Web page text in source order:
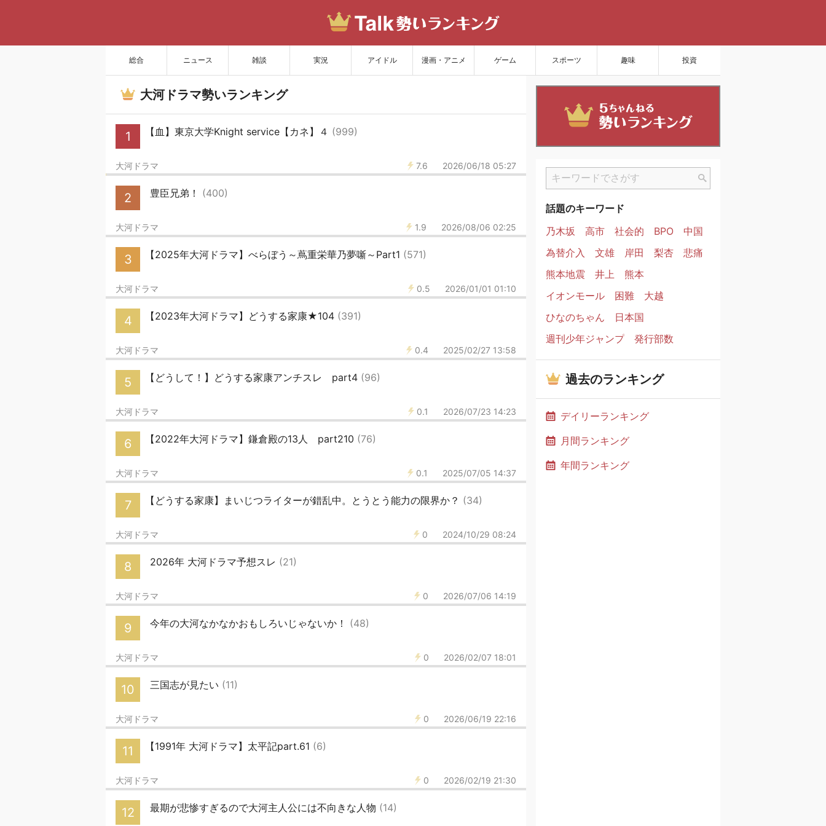
総合 ニュース 雑談 実況 アイドル 漫画・アニメ ゲーム スポーツ 趣味 投資
サイトを更新
大河ドラマ勢いランキング
1 【血】東京大学Knight service【カネ】４ (999)
7.6 2026/06/18 05:27
大河ドラマ
2 豊臣兄弟！ (400)
1.9 2026/08/06 02:25
大河ドラマ
3 【2025年大河ドラマ】べらぼう～蔦重栄華乃夢噺～Part1 (571)
0.5 2026/01/01 01:10
大河ドラマ
4 【2023年大河ドラマ】どうする家康★104 (391)
0.4 2025/02/27 13:58
大河ドラマ
5 【どうして！】どうする家康アンチスレ part4 (96)
0.1 2026/07/23 14:23
大河ドラマ
6 【2022年大河ドラマ】鎌倉殿の13人 part210 (76)
0.1 2025/07/05 14:37
大河ドラマ
7 【どうする家康】まいじつライターが錯乱中。とうとう能力の限界か？ (34)
0 2024/10/29 08:24
大河ドラマ
8 2026年 大河ドラマ予想スレ (21)
0 2026/07/06 14:19
大河ドラマ
9 今年の大河なかなかおもしろいじゃないか！ (48)
0 2026/02/07 18:01
大河ドラマ
10 三国志が見たい (11)
0 2026/06/19 22:16
大河ドラマ
11 【1991年 大河ドラマ】太平記part.61 (6)
0 2026/02/19 21:30
大河ドラマ
12 最期が悲惨すぎるので大河主人公には不向きな人物 (14)
話題のキーワード
乃木坂
高市 社会的 BPO
中国
為替介入
文雄 岸田 梨杏
悲痛
熊本地震
井上
熊本
イオンモール
困難
大越
ひなのちゃん
日本国
週刊少年ジャンプ
発行部数
過去のランキング
デイリーランキング
月間ランキング
年間ランキング